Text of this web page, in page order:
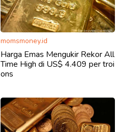
momsmoney.id
Harga Emas Mengukir Rekor All
Time High di US$ 4.409 per troi
ons